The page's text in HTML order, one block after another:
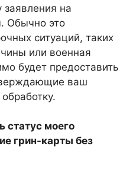
заявления на
Обычно это
ситуаций, таких
или военная
будет предоставить
ваш
статус моего
грин-карты без